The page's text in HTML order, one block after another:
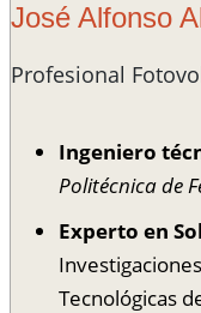
José Alfonso
Profesional
Ingeniero
Politécnica de
Experto en
Tecnológicas